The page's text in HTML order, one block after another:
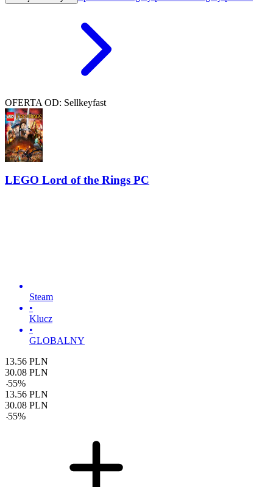
OFERTA OD: Sellkeyfast
LEGO Lord of the Rings PC
Steam
•
Klucz
•
GLOBALNY
13.56 PLN
30.08 PLN
-55%
13.56 PLN
30.08 PLN
-55%